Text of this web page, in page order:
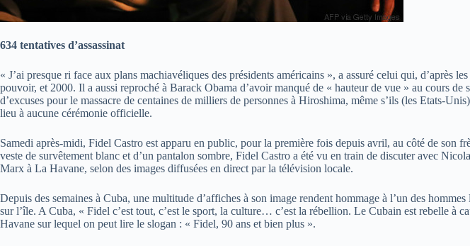
634 tentatives d’assassinat
« J’ai presque ri face aux plans machiavéliques des présidents américains », a assuré celui qui, d’après
pouvoir, et 2000. Il a aussi reproché à Barack Obama d’avoir manqué de « hauteur de vue » au cours
d’excuses pour le massacre de centaines de milliers de personnes à Hiroshima, même s’ils (les Etats-
lieu à aucune cérémonie officielle.
Samedi après-midi, Fidel Castro est apparu en public, pour la première fois depuis avril, au côté de
veste de survêtement blanc et d’un pantalon sombre, Fidel Castro a été vu en train de discuter avec
Marx à La Havane, selon des images diffusées en direct par la télévision locale.
Depuis des semaines à Cuba, une multitude d’affiches à son image rendent hommage à l’un des
sur l’île. A Cuba, « Fidel c’est tout, c’est le sport, la culture… c’est la rébellion. Le Cubain est rebelle à
Havane sur lequel on peut lire le slogan : « Fidel, 90 ans et bien plus ».